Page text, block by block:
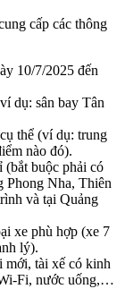
cấp các thông
10/7/2025 đến
dụ: sân bay Tân
thể (ví dụ: trung
nào đó).
(bắt buộc phải có
Phong Nha, Thiên
và tại Quảng
xe phù hợp (xe 7
lý).
mới, tài xế có kinh
Fi, nước uống,…